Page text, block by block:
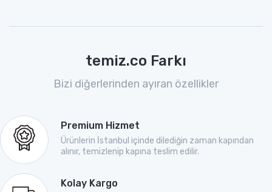
temiz.co Farkı
Bizi diğerlerinden ayıran özellikler
Premium Hizmet
Ürünlerin İstanbul içinde dilediğin zaman kapından
alınır, temizlenip kapına teslim edilir.
Kolay Kargo